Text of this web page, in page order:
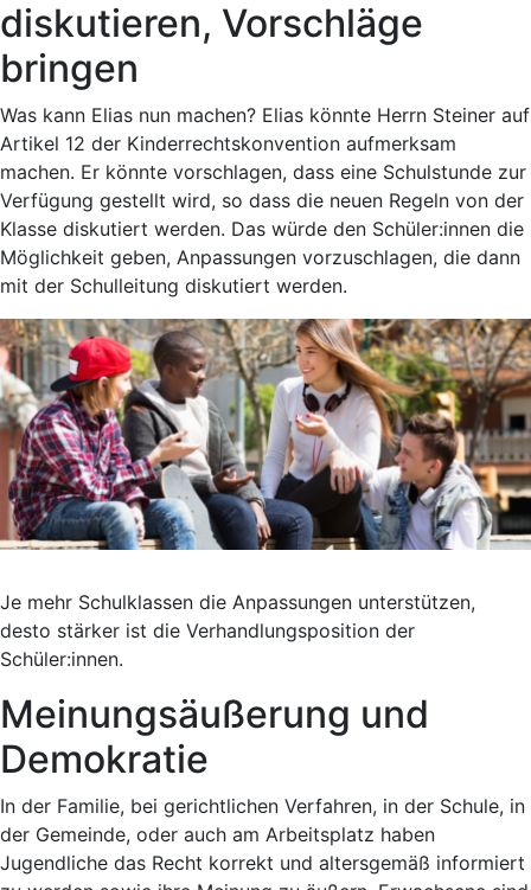
diskutieren, Vorschläge
bringen
Was kann Elias nun machen? Elias könnte Herrn Steiner auf
Artikel 12 der Kinderrechtskonvention aufmerksam
machen. Er könnte vorschlagen, dass eine Schulstunde zur
Verfügung gestellt wird, so dass die neuen Regeln von der
Klasse diskutiert werden. Das würde den Schüler:innen die
Möglichkeit geben, Anpassungen vorzuschlagen, die dann
mit der Schulleitung diskutiert werden.
Je mehr Schulklassen die Anpassungen unterstützen,
desto stärker ist die Verhandlungsposition der
Schüler:innen.
Meinungsäußerung und
Demokratie
In der Familie, bei gerichtlichen Verfahren, in der Schule, in
der Gemeinde, oder auch am Arbeitsplatz haben
Jugendliche das Recht korrekt und altersgemäß informiert